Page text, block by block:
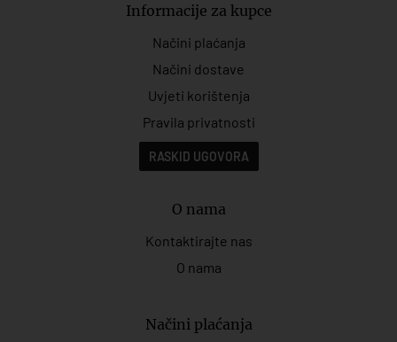
Informacije za kupce
Načini plaćanja
Načini dostave
Uvjeti korištenja
Pravila privatnosti
RASKID UGOVORA
O nama
Kontaktirajte nas
O nama
Načini plaćanja